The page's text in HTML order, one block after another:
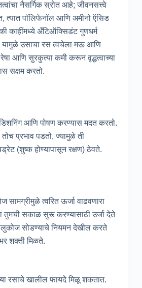
नैसर्गिक स्रोत आहे; जीवनसत्त्वे
त्यात पॉलिफेनॉल आणि अमीनो ऍसिड
काहींमध्ये अँटिऑक्सिडंट गुणधर्म
उसाचा रस त्वचेला मऊ आणि
आणि सुरकुत्या कमी करून वृद्धत्वाच्या
सक्षम करतो.
आणि पोषण करण्यास मदत करतो.
तोच प्रभाव पडतो, ज्यामुळे ती
(शुष्क होण्यापासून रक्षण) ठेवते.
सामग्रीमुळे त्वरित ऊर्जा वाढवणारा
तुमची सकाळ सुरू करण्यासाठी उर्जा देते
सोडण्याचे नियमन देखील करते
शक्ती मिळते.
रसाचे खालील फायदे मिळू शकतात.